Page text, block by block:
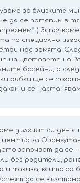
за близките
да се потопим в
:)
по специално
над земята!
на цветовете на
басейни, а
рибки ще се
и се
дългият си ден
център за
започват да се
без родители,
и такива, които са
да се